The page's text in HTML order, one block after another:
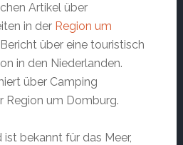
Artikel über
in derRegion um
über eine touristisch
in den Niederlanden.
über Camping
Region um Domburg.
ist bekannt für das Meer,